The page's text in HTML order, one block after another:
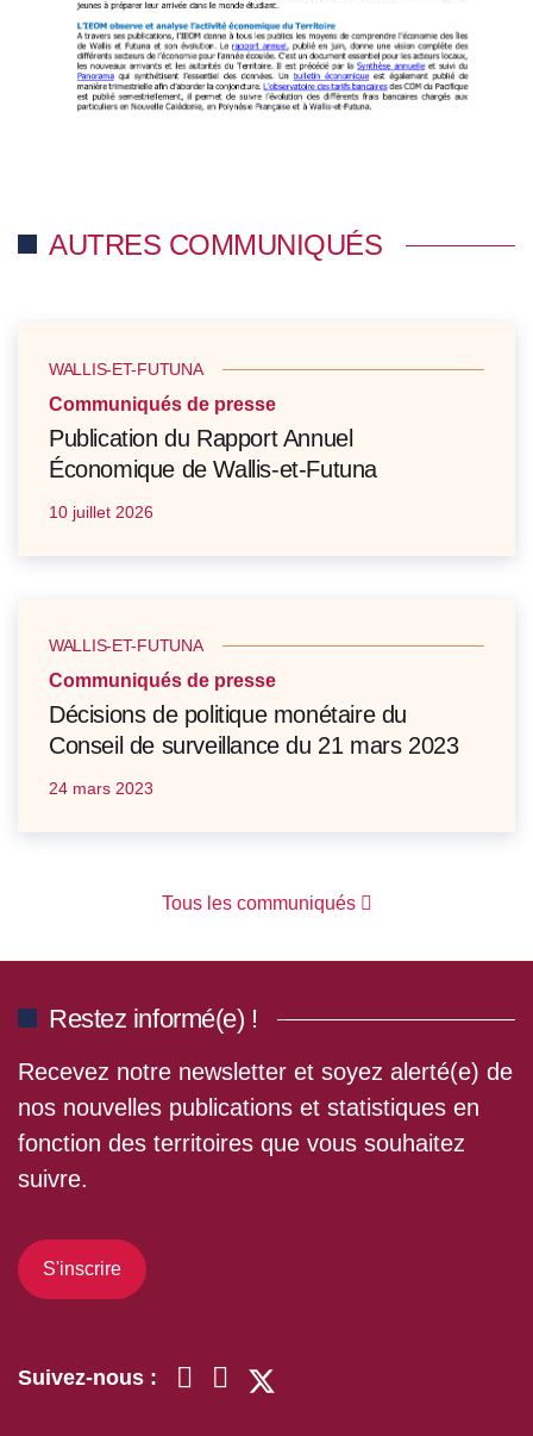
AUTRES COMMUNIQUÉS
WALLIS-ET-FUTUNA
Communiqués de presse
Publication du Rapport Annuel
Économique de Wallis-et-Futuna
10 juillet 2026
WALLIS-ET-FUTUNA
Communiqués de presse
Décisions de politique monétaire du
Conseil de surveillance du 21 mars 2023
24 mars 2023
Tous les communiqués
Restez informé(e) !
Recevez notre newsletter et soyez alerté(e) de
nos nouvelles publications et statistiques en
fonction des territoires que vous souhaitez
suivre.
S'inscrire
Suivez-nous :